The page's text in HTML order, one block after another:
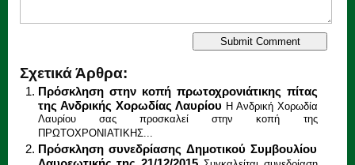
Σχετικά Άρθρα:
Πρόσκληση στην κοπή πρωτοχρονιάτικης πίτας
της Ανδρικής Χορωδίας Λαυρίου Η Ανδρική Χορωδία
Λαυρίου σας προσκαλεί στην κοπή της
ΠΡΩΤΟΧΡΟΝΙΑΤΙΚΗΣ...
Πρόσκληση συνεδρίασης Δημοτικού Συμβουλίου